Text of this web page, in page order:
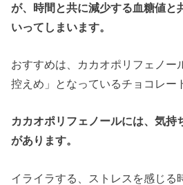
が、時間と共に減少する血糖値と
いってしまいます。
おすすめは、カカオポリフェノー
控えめ」となっているチョコレー
カカオポリフェノールには、気持
があります。
イライラする、ストレスを感じる